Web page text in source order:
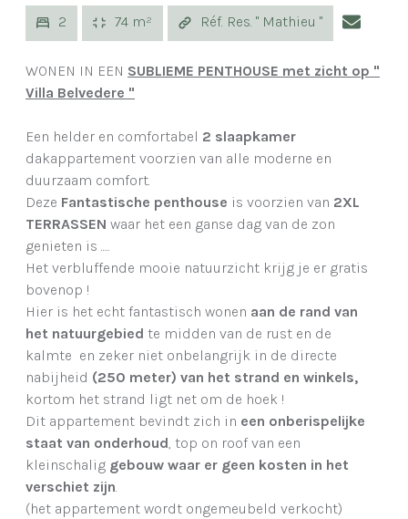
2 74 m² Réf. Res. " Mathieu "
WONEN IN EEN SUBLIEME PENTHOUSE met zicht op "
Villa Belvedere "
Een helder en comfortabel 2 slaapkamer
dakappartement voorzien van alle moderne en
duurzaam comfort.
Deze Fantastische penthouse is voorzien van 2XL
TERRASSEN waar het een ganse dag van de zon
genieten is .....
Het verbluffende mooie natuurzicht krijg je er gratis
bovenop !
Hier is het echt fantastisch wonen aan de rand van
het natuurgebied te midden van de rust en de
kalmte en zeker niet onbelangrijk in de directe
nabijheid (250 meter) van het strand en winkels,
kortom het strand ligt net om de hoek !
Dit appartement bevindt zich in een onberispelijke
staat van onderhoud, top on roof van een
kleinschalig gebouw waar er geen kosten in het
verschiet zijn.
(het appartement wordt ongemeubeld verkocht)